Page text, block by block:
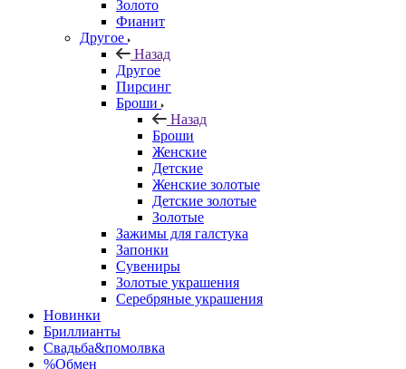
Золото
Фианит
Другое
Назад
Другое
Пирсинг
Броши
Назад
Броши
Женские
Детские
Женские золотые
Детские золотые
Золотые
Зажимы для галстука
Запонки
Сувениры
Золотые украшения
Серебряные украшения
Новинки
Бриллианты
Свадьба&помолвка
%Обмен